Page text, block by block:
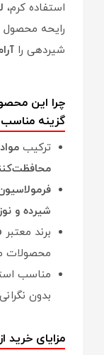
استفاده کرم،
رایحه محصول
شیردهی را
چرا این
گزینه
ترکیب
شیرده و
برند معتبر
محصولات
مناسب
بدون
مزایای خرید